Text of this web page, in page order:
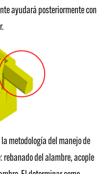
ayudará posteriormente con
metodología del manejo de
del alambre, acople